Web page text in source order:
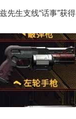
先生支线“话事”获得